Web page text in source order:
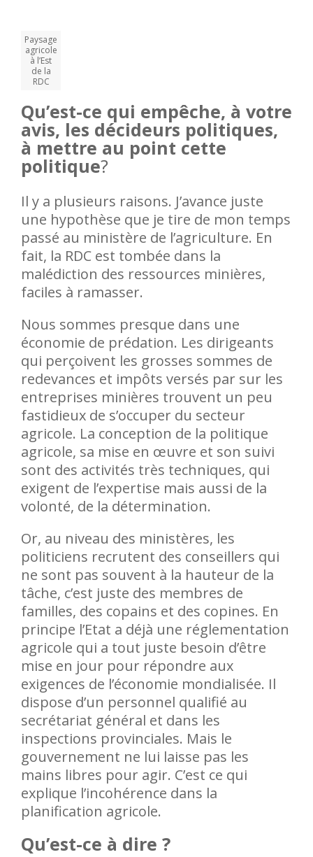
Paysage
agricole
à l’Est
de la
RDC
Qu’est-ce qui empêche, à votre
avis, les décideurs politiques,
à mettre au point cette
politique?
Il y a plusieurs raisons. J’avance juste
une hypothèse que je tire de mon temps
passé au ministère de l’agriculture. En
fait, la RDC est tombée dans la
malédiction des ressources minières,
faciles à ramasser.
Nous sommes presque dans une
économie de prédation. Les dirigeants
qui perçoivent les grosses sommes de
redevances et impôts versés par sur les
entreprises minières trouvent un peu
fastidieux de s’occuper du secteur
agricole. La conception de la politique
agricole, sa mise en œuvre et son suivi
sont des activités très techniques, qui
exigent de l’expertise mais aussi de la
volonté, de la détermination.
Or, au niveau des ministères, les
politiciens recrutent des conseillers qui
ne sont pas souvent à la hauteur de la
tâche, c’est juste des membres de
familles, des copains et des copines. En
principe l’Etat a déjà une réglementation
agricole qui a tout juste besoin d’être
mise en jour pour répondre aux
exigences de l’économie mondialisée. Il
dispose d’un personnel qualifié au
secrétariat général et dans les
inspections provinciales. Mais le
gouvernement ne lui laisse pas les
mains libres pour agir. C’est ce qui
explique l’incohérence dans la
planification agricole.
Qu’est-ce à dire ?